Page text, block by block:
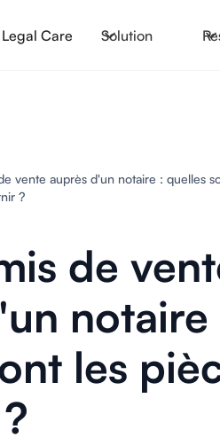
Care Solution
vente auprès d'un notaire : quelles
?
de
notaire
les